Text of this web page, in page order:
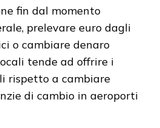
fin dal momento
prelevare euro dagli
o cambiare denaro
tende ad offrire i
rispetto a cambiare
di cambio in aeroporti